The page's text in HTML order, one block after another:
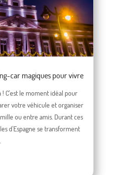
car magiques pour vivre
! C'est le moment idéal pour
votre véhicule et organiser
ou entre amis. Durant ces
d'Espagne se transforment